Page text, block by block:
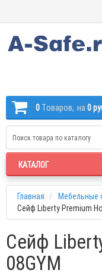
0 Tоваров, на 0
КАТАЛОГ
Главная
Мебельные
Сейф Liberty Premium
Сейф
08GYM